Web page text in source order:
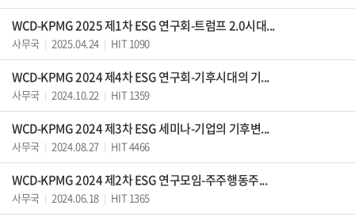
WCD-KPMG 2025 제1차 ESG 연구회-트럼프 2.0시대...
사무국 | 2025.04.24 | HIT 1090
WCD-KPMG 2024 제4차 ESG 연구회-기후시대의 기...
사무국 | 2024.10.22 | HIT 1359
WCD-KPMG 2024 제3차 ESG 세미나-기업의 기후변...
사무국 | 2024.08.27 | HIT 4466
WCD-KPMG 2024 제2차 ESG 연구모임-주주행동주...
사무국 | 2024.06.18 | HIT 1365